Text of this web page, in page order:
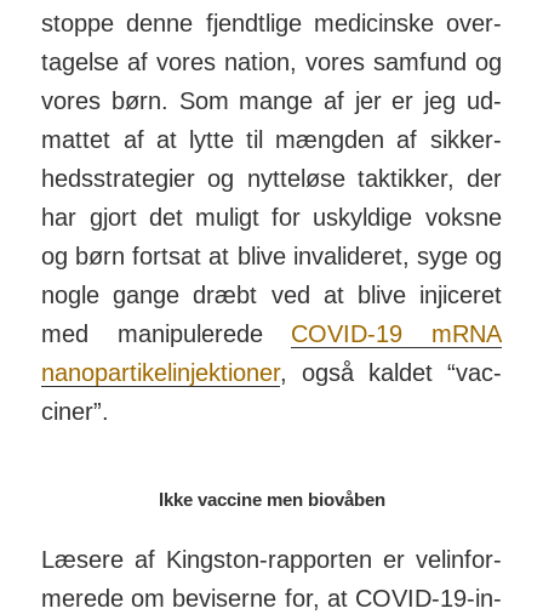
stoppe denne fjendt­lige medi­cinske over­
tagelse af vores nation, vores sam­fund og
vores børn. Som mange af jer er jeg ud­
mattet af at lytte til mængden af sik­ker­
heds­stra­tegier og nyt­te­løse tak­tikker, der
har gjort det muligt for uskyl­dige voksne
og børn fortsat at blive in­va­li­deret, syge og
nogle gange dræbt ved at blive inji­ceret
med mani­pulerede COVID-19 mRNA
nano­par­tikel­in­jek­tioner, også kaldet “vac­
ciner”.
Ikke vaccine men biovåben
Læsere af Kingston-rap­porten er vel­in­for­
merede om be­viserne for, at COVID-19-in­